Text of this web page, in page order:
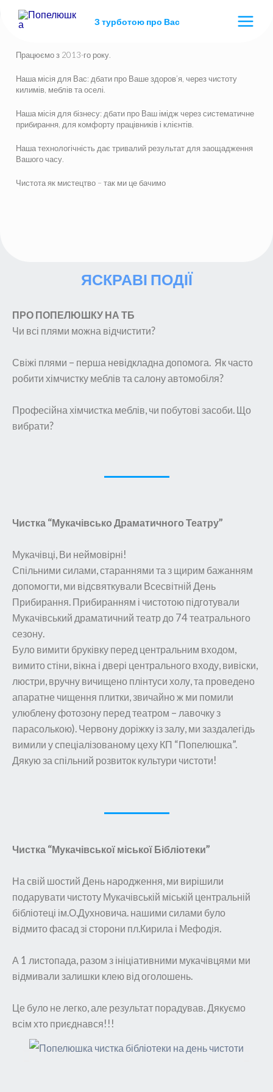
З турботою про Вас
Працюємо з 2013-го року.
Наша місія для Вас: дбати про Ваше здоров’я, через чистоту
килимів, меблів та оселі.
Наша місія для бізнесу: дбати про Ваш імідж через систематичне
прибирання, для комфорту працівників і клієнтів.
Наша технологічність дає тривалий результат для заощадження
Вашого часу.
Чистота як мистецтво – так ми це бачимо
ЯСКРАВІ ПОДІЇ
ПРО ПОПЕЛЮШКУ НА ТБ
Чи всі плями можна відчистити?
Свіжі плями – перша невідкладна допомога. Як часто
робити хімчистку меблів та салону автомобіля?
Професійна хімчистка меблів, чи побутові засоби. Що
вибрати?
Чистка “Мукачівсько Драматичного Театру”
Мукачівці, Ви неймовірні!
Спільними силами, стараннями та з щирим бажанням
допомогти, ми відсвяткували Всесвітній День
Прибирання. Прибиранням і чистотою підготували
Мукачівський драматичний театр до 74 театрального
сезону.
Було вимити бруківку перед центральним входом,
вимито стіни, вікна і двері центрального входу, вивіски,
люстри, вручну вичищено плінтуси холу, та проведено
апаратне чищення плитки, звичайно ж ми помили
улюблену фотозону перед театром – лавочку з
парасолькою). Червону доріжку із залу, ми заздалегідь
вимили у спеціалізованому цеху КП “Попелюшка”.
Дякую за спільний розвиток культури чистоти!
Чистка “Мукачівської міської Бібліотеки”
На свій шостий День народження, ми вирішили
подарувати чистоту Мукачівській міській центральній
бібліотеці ім.О.Духновича. нашими силами було
відмито фасад зі сторони пл.Кирила і Мефодія.
А 1 листопада, разом з ініціативними мукачівцями ми
відмивали залишки клею від оголошень.
Це було не легко, але результат порадував. Дякуємо
всім хто приєднався!!!